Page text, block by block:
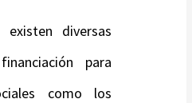
existen diversas
para
como los